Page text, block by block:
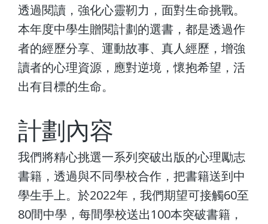
透過閱讀，強化心靈靭力，面對生命挑戰。
本年度中學生贈閱計劃的選書，都是透過作
者的經歷分享、運動故事、真人經歷，增強
讀者的心理資源，應對逆境，懷抱希望，活
出有目標的生命。
計劃內容
我們將精心挑選一系列突破出版的心理勵志
書籍，透過與不同學校合作，把書籍送到中
學生手上。於2022年，我們期望可接觸60至
80間中學，每間學校送出100本突破書籍，